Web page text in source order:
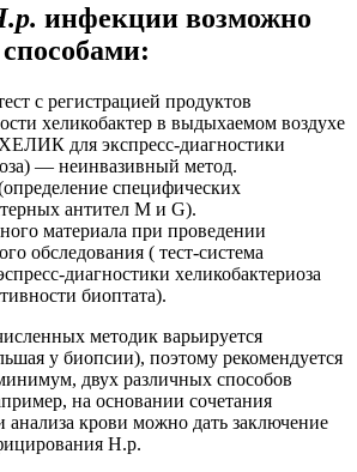
инфекции возможно
с регистрацией продуктов
хеликобактер в выдыхаемом воздухе
для экспресс-диагностики
— неинвазивный метод.
специфических
антител М и G).
материала при проведении
обследования ( тест-система
диагностики хеликобактериоза
биоптата).
методик варьируется
у биопсии), поэтому рекомендуется
двух различных способов
на основании сочетания
анализа крови можно дать заключение
Н.р.